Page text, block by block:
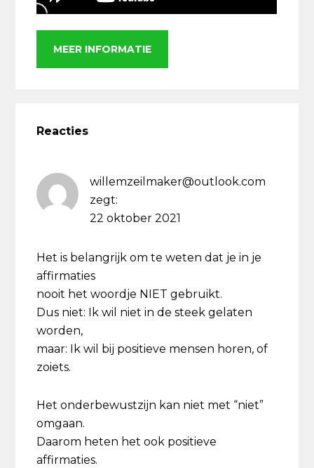
MEER INFORMATIE
Interacties
Reacties
willemzeilmaker@outlook.com
zegt:
22 oktober 2021
Het is belangrijk om te weten dat je in je
affirmaties
nooit het woordje NIET gebruikt.
Dus niet: Ik wil niet in de steek gelaten
worden,
maar: Ik wil bij positieve mensen horen, of
zoiets.
Het onderbewustzijn kan niet met “niet”
omgaan.
Daarom heten het ook positieve
affirmaties.